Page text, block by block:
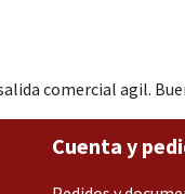
comercial agil.
Cuenta y